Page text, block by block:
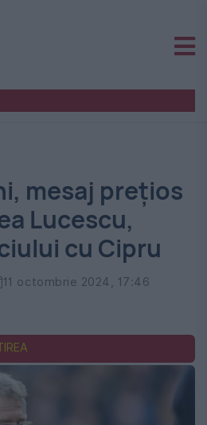
mesaj prețios
Lucescu,
cu Cipru
11 octombrie 2024, 17:46